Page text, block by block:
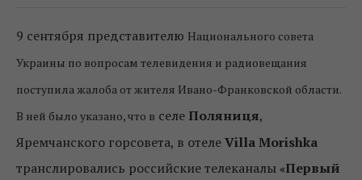
9 сентября представителю Национального совета
Украины по вопросам телевидения и радиовещания
поступила жалоба от жителя Ивано-Франковской области.
В ней было указано, что в селе Поляниця,
Яремчанского горсовета, в отелеVilla Morishka
транслировались российские телеканалы «Первый